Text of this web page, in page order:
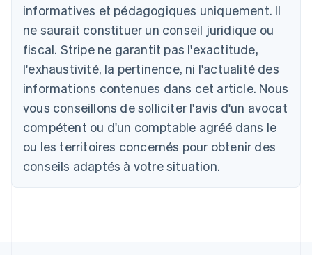
informatives et pédagogiques uniquement. Il
ne saurait constituer un conseil juridique ou
fiscal. Stripe ne garantit pas l'exactitude,
l'exhaustivité, la pertinence, ni l'actualité des
informations contenues dans cet article. Nous
vous conseillons de solliciter l'avis d'un avocat
compétent ou d'un comptable agréé dans le
ou les territoires concernés pour obtenir des
conseils adaptés à votre situation.
English
Autriche
Deutsch English
Belgique
NederlandsFrançaisDeutschEnglish
Brésil
Bulgarie
English
Canada
English Français
Chine continentale